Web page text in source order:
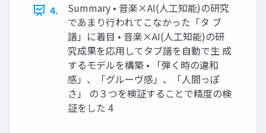
4.
Summary • 音楽×AI(人工知能)の研究
であまり行われてこなかった「タ ブ
譜」に着目 • 音楽×AI(人工知能)の研
究成果を応用してタブ譜を自動で生 成
するモデルを構築 • 「弾く時の違和
感」、「グルーヴ感」、「人間っぽ
さ」 の３つを検証することで精度の検
証をした 4